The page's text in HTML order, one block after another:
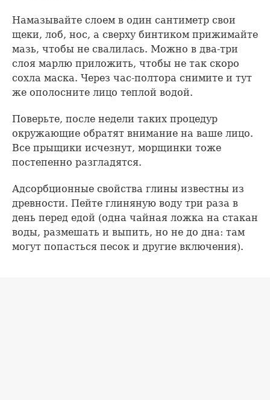
Намазывайте слоем в один сантиметр свои
щеки, лоб, нос, а сверху бинтиком прижимайте
мазь, чтобы не свалилась. Можно в два-три
слоя марлю приложить, чтобы не так скоро
сохла маска. Через час-полтора снимите и тут
же ополосните лицо теплой водой.
Поверьте, после недели таких процедур
окружающие обратят внимание на ваше лицо.
Все прыщики исчезнут, морщинки тоже
постепенно разгладятся.
Адсорбционные свойства глины известны из
древности. Пейте глиняную воду три раза в
день перед едой (одна чайная ложка на стакан
воды, размешать и выпить, но не до дна: там
могут попасться песок и другие включения).